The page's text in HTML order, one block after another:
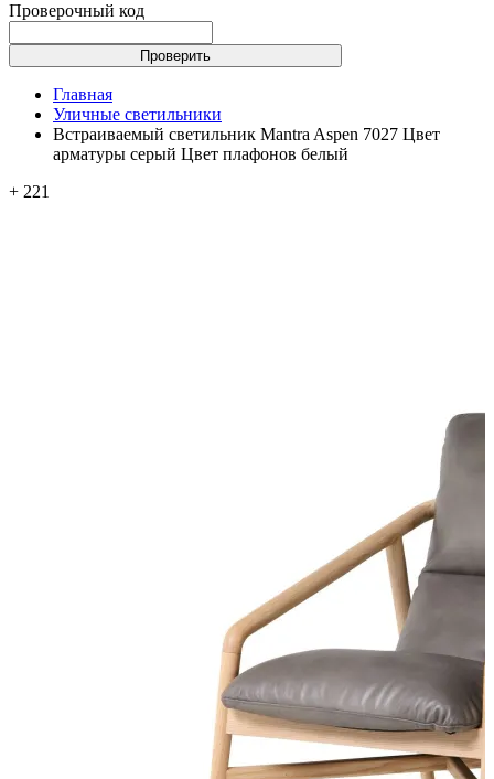
Проверочный код
Проверить
Главная
Уличные светильники
Встраиваемый светильник Mantra Aspen 7027 Цвет
арматуры серый Цвет плафонов белый
+ 221